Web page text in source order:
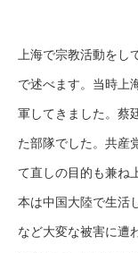
上海で宗教活動を
で述べます。当時上
軍してきました。蔡
た部隊でした。共産
て直しの目的も兼ね
本は中国大陸で生活
など大変な被害に遭